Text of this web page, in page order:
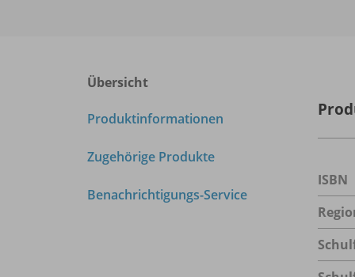
Übersicht
Produktinformationen
Zugehörige Produkte
Benachrichtigungs-Service
ISBN